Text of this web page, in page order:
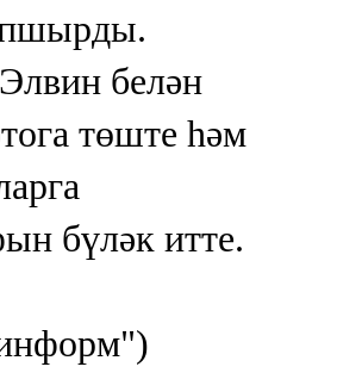
белән
төште һәм
бүләк итте.